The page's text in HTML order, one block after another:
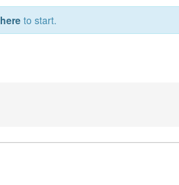
here to start.